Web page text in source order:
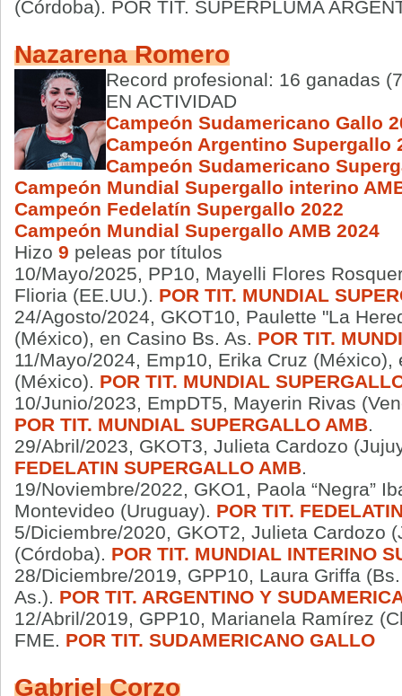
(Córdoba). POR TIT. SUPERPLUMA
Nazarena Romero
Record profesional: 16 ganadas
EN ACTIVIDAD
Campeón Sudamericano Gallo
Campeón Argentino Supergallo
Campeón Sudamericano
Campeón Mundial Supergallo interino
Campeón Fedelatín Supergallo 2022
Campeón Mundial Supergallo AMB 2024
Hizo 9 peleas por títulos
10/Mayo/2025, PP10, Mayelli Flores
Flioria (EE.UU.). POR TIT. MUNDIAL
24/Agosto/2024, GKOT10, Paulette "La
(México), en Casino Bs. As. POR TIT.
11/Mayo/2024, Emp10, Erika Cruz (México),
(México). POR TIT. MUNDIAL
10/Junio/2023, EmpDT5, Mayerin Rivas
POR TIT. MUNDIAL SUPERGALLO AMB.
29/Abril/2023, GKOT3, Julieta Cardozo
FEDELATIN SUPERGALLO AMB.
19/Noviembre/2022, GKO1, Paola “Negra”
Montevideo (Uruguay). POR TIT.
5/Diciembre/2020, GKOT2, Julieta Cardozo
(Córdoba). POR TIT. MUNDIAL INTERINO
28/Diciembre/2019, GPP10, Laura Griffa
As.). POR TIT. ARGENTINO Y
12/Abril/2019, GPP10, Marianela Ramírez
FME. POR TIT. SUDAMERICANO GALLO
Gabriel Corzo